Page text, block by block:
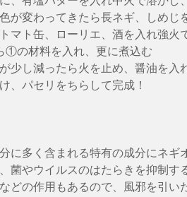
が変わってきたら長ネギ、しめじ
マト缶、ローリエ、酒を入れ強火
①の材料を入れ、更に煮込む
少し減ったら火を止め、醤油を入
、パセリをちらして完成！
に多く含まれる特有の成分にネギ
菌やウイルスのはたらきを抑制す
どの作用もあるので、風邪を引い